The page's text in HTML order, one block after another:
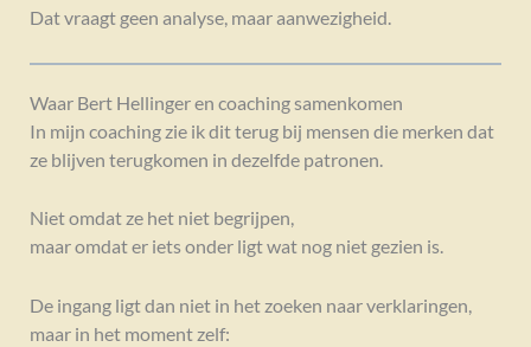
Dat vraagt geen analyse, maar aanwezigheid.
Waar Bert Hellinger en coaching samenkomen
In mijn coaching zie ik dit terug bij mensen die merken dat
ze blijven terugkomen in dezelfde patronen.
Niet omdat ze het niet begrijpen,
maar omdat er iets onder ligt wat nog niet gezien is.
De ingang ligt dan niet in het zoeken naar verklaringen,
maar in het moment zelf: